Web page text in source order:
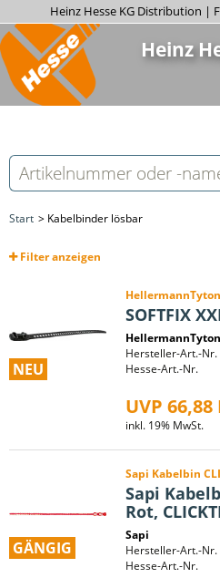
Heinz Hesse KG Distribution |
Heinz
Start Kabelbinder lösbar
Filteranzeigen
NEU
SOFTFIX
HellermannTyton
Hersteller-Art.-Nr.
Hesse-Art.-Nr.
UVP 66,88
inkl. 19% MwSt.
GÄNGIG
Sapi Kabelbin
Sapi
Rot,
Sapi
Hersteller-Art.-Nr.
Hesse-Art.-Nr.